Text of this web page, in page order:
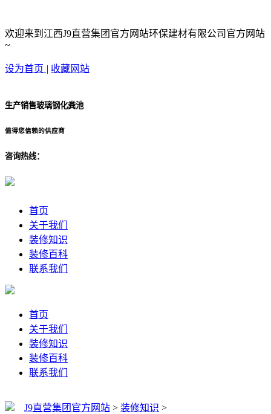
欢迎来到江西J9直营集团官方网站环保建材有限公司官方网站
~
设为首页 | 收藏网站
生产销售玻璃钢化粪池
值得您信赖的供应商
咨询热线：
首页
关于我们
装修知识
装修百科
联系我们
首页
关于我们
装修知识
装修百科
联系我们
J9直营集团官方网站 > 装修知识 >